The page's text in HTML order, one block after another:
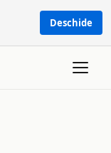
Deschide